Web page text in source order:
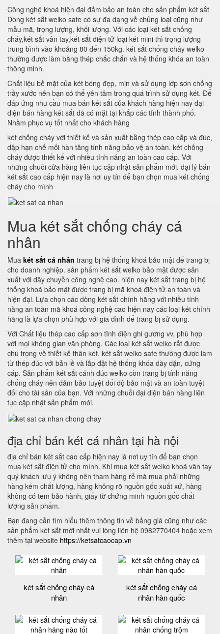
Công nghệ khoá hiện đại đảm bảo an toàn cho sản phẩm két sắt
Dòng két sắt welko safe có sự đa dạng về chủng loại cũng như
mẫu mã, trọng lượng, khối lượng. Với các loại két sắt chống
cháy,két sắt vân tay,két sắt điện tử loại két mini thì trọng lượng
trung bình vào khoảng 80 đến 150kg. két sắt chống cháy welko
thường được làm bằng thép chắc chắn và hệ thống khóa an toàn
thông minh.
Chất liệu bề mặt của két bóng đẹp, mịn và sử dụng lớp sơn chống
trầy xước nên bạn có thể yên tâm trong quá trình sử dụng két. Để
đáp ứng nhu cầu mua bán két sắt của khách hàng hiện nay đại
diện bán hàng két sắt đã có mặt tại khắp các tỉnh thành phố.
Nhằm phục vụ tốt nhất cho khách hàng
két chống cháy với thiết kế và sản xuất bằng thép cao cấp và đúc,
dập hạn chế mối hàn tăng tính năng bảo vệ an toàn. két chống
cháy được thiết kế với nhiều tính năng an toàn cao cấp. Với
những chuỗi cửa hàng liên tục cập nhật sản phẩm mới. đại lý bán
két sắt cao cấp hiện nay là nơi uy tín để bạn chọn mua két chống
cháy cho mình
Mua két sắt chống cháy cá
nhân
Mua két sắt cá nhân trang bị hệ thống khoá bảo mật để trang bị
cho doanh nghiệp. sản phẩm két sắt welko bảo mật được sản
xuất với dây chuyền công nghệ cao. hiện nay két sắt trang bị hệ
thống khoá bảo mật được trang bị mã khoá điện tử an toàn và
hiện đại. Lựa chọn các dòng két sắt chính hãng với nhiều tính
năng an toàn mã khoá công nghệ cao hiện nay các loại két chính
hãng là lựa chọn phù hợp với gia đình để trang bị sử dụng.
Với Chất liệu thép cao cấp sơn tĩnh điện ghi gương vv, phù hợp
với mọi không gian văn phòng. Các loại két sắt welko rất được
chú trọng về thiết kế thân két. két sắt welko safe thường được làm
từ thép đúc với bản lề và lắp đặt hệ thống khóa dày dặn, cứng
cáp. Sản phẩm két sắt cánh đúc welko còn trang bị tính năng
chống cháy nên đảm bảo tuyệt đối độ bảo mật và an toàn tuyệt
đối cho tài sản của bạn. Với những chuỗi đại diện bán hàng liên
tục cập nhật sản phẩm mới.
địa chỉ bán két cá nhân tại hà nội
địa chỉ bán két sắt cao cấp hiện nay là nơi uy tín để bạn chọn
mua két sắt điện tử cho mình. Khi mua két sắt welko khoá vân tay
quý khách lưu ý không nên tham hàng rẻ mà mua phải những
hàng kém chất lượng, hàng không rõ nguồn gốc xuất xứ, hàng
không có tem bảo hành, giấy tờ chứng minh nguồn gốc chất
lượng sản phẩm.
Bạn đang cần tìm hiểu thêm thông tin về bảng giá cũng như các
sản phẩm két sắt mới nhất vui lòng liên hệ 0982770404 hoặc xem
thêm tại website https://ketsatcaocap.vn
két sắt chống cháy cá
nhân
két sắt chống cháy cá
nhân hàn quốc